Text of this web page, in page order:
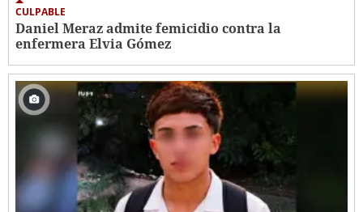
CULPABLE
Daniel Meraz admite femicidio contra la
enfermera Elvia Gómez